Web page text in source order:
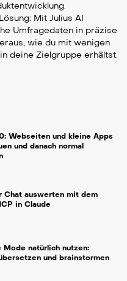
Mit Julius AI
Umfragedaten in präzise
wie du mit wenigen
deine Zielgruppe erhältst.
Webseiten und kleine Apps
und danach normal
Chat auswerten mit dem
in Claude
Mode natürlich nutzen:
und brainstormen